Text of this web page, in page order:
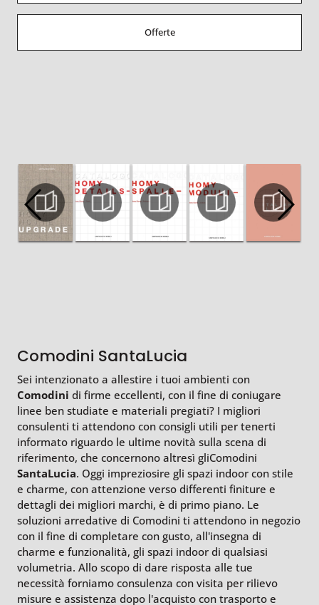
Offerte
Comodini SantaLucia
Sei intenzionato a allestire i tuoi ambienti con
Comodini di firme eccellenti, con il fine di coniugare
linee ben studiate e materiali pregiati? I migliori
consulenti ti attendono con consigli utili per tenerti
informato riguardo le ultime novità sulla scena di
riferimento, che concernono altresì gliComodini
SantaLucia. Oggi impreziosire gli spazi indoor con stile
e charme, con attenzione verso differenti finiture e
dettagli dei migliori marchi, è di primo piano. Le
soluzioni arredative di Comodini ti attendono in negozio
con il fine di completare con gusto, all'insegna di
charme e funzionalità, gli spazi indoor di qualsiasi
volumetria. Allo scopo di dare risposta alle tue
necessità forniamo consulenza con visita per rilievo
misure e assistenza dopo l'acquisto con trasporto e